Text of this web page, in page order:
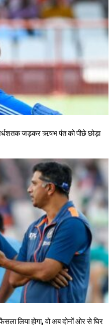
जड़कर ऋषभ पंत को पीछे छोड़ा
लिया होगा, वो अब दोनों ओर से घिर